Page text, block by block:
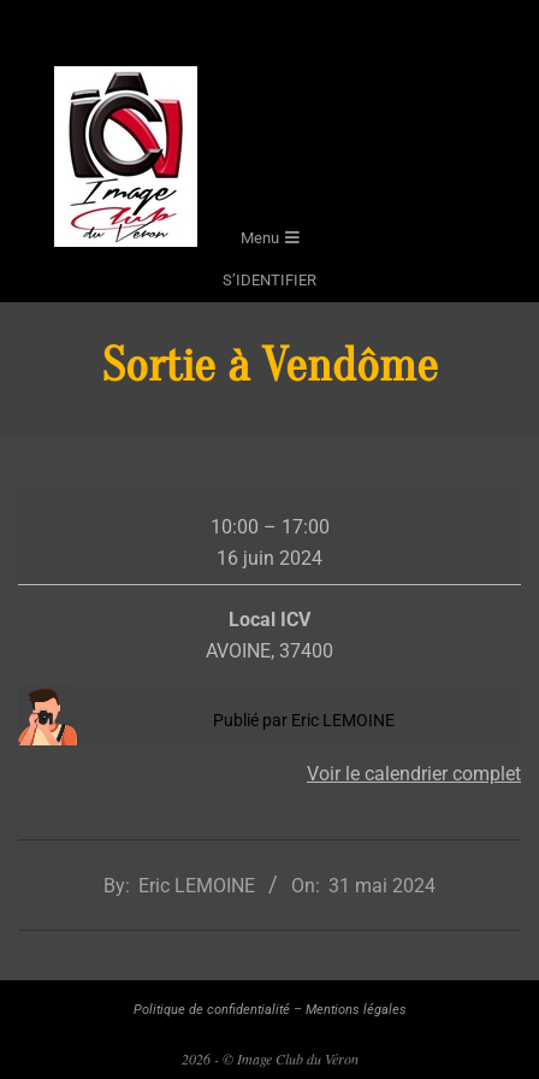
Menu
S’IDENTIFIER
Sortie à Vendôme
à
Vendôme
10:00 – 17:00
16 juin 2024
Local ICV
AVOINE, 37400
Publié par Eric LEMOINE
Voir le calendrier complet
By: Eric LEMOINE On: 31 mai 2024
Politique de confidentialité– Mentions légales
2026 - © Image Club du Véron